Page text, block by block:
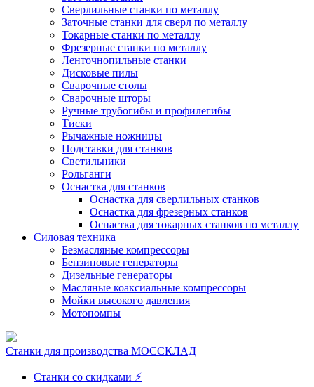
Сверлильные станки по металлу
Заточные станки для сверл по металлу
Токарные станки по металлу
Фрезерные станки по металлу
Ленточнопильные станки
Дисковые пилы
Сварочные столы
Сварочные шторы
Ручные трубогибы и профилегибы
Тиски
Рычажные ножницы
Подставки для станков
Светильники
Рольганги
Оснастка для станков
Оснастка для сверлильных станков
Оснастка для фрезерных станков
Оснастка для токарных станков по металлу
Силовая техника
Безмасляные компрессоры
Бензиновые генераторы
Дизельные генераторы
Масляные коаксиальные компрессоры
Мойки высокого давления
Мотопомпы
Станки для производства МОССКЛАД
Станки со скидками ⚡